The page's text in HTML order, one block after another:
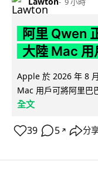
阿里 Qwen
大陸 Mac 用
Apple 於 2026 年 8
Mac 用戶可將阿里巴
全文
39 5 ↗ 分